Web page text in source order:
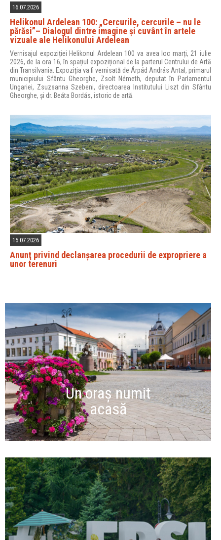
16.07.2026
Helikonul Ardelean 100: „Cercurile, cercurile – nu le
părăsi”– Dialogul dintre imagine și cuvânt în artele
vizuale ale Helikonului Ardelean
Vernisajul expoziției Helikonul Ardelean 100 va avea loc marți, 21 iulie
2026, de la ora 16, în spațiul expozițional de la parterul Centrului de Artă
din Transilvania. Expoziția va fi vernisată de Árpád András Antal, primarul
municipiului Sfântu Gheorghe, Zsolt Németh, deputat în Parlamentul
Ungariei, Zsuzsanna Szebeni, directoarea Institutului Liszt din Sfântu
Gheorghe, și dr. Beáta Bordás, istoric de artă.
15.07.2026
Anunţ privind declanșarea procedurii de expropriere a
unor terenuri
Un oraș numit
acasă